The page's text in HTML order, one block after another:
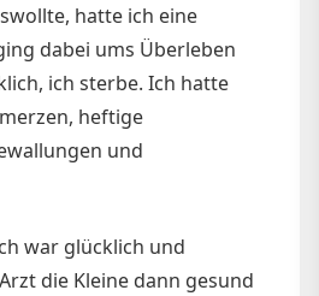
hatte ich eine
dabei ums Überleben
ich sterbe. Ich hatte
heftige
und
war glücklich und
die Kleine dann gesund